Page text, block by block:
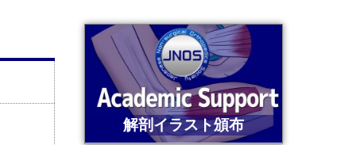
解剖イラスト頒布